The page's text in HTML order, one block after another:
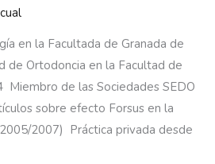
en la Facultada de Granada de
de Ortodoncia en la Facultad de
Miembro de las Sociedades SEDO
sobre efecto Forsus en la
2007) Práctica privada desde